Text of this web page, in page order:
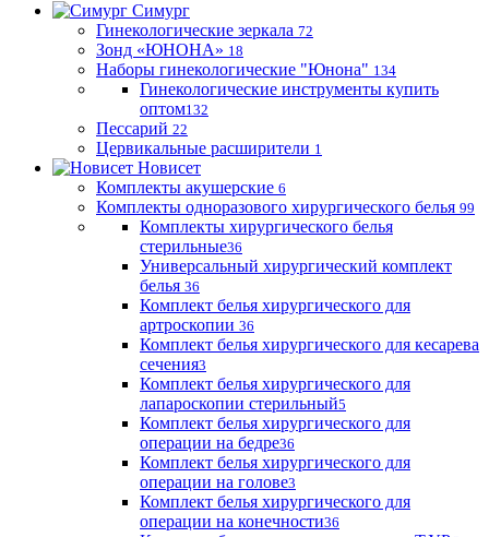
Симург
Гинекологические зеркала 72
Зонд «ЮНОНА» 18
Наборы гинекологические "Юнона" 134
Гинекологические инструменты купить
оптом132
Пессарий 22
Цервикальные расширители 1
Новисет
Комплекты акушерские 6
Комплекты одноразового хирургического белья 99
Комплекты хирургического белья
стерильные36
Универсальный хирургический комплект
белья 36
Комплект белья хирургического для
артроскопии 36
Комплект белья хирургического для кесарева
сечения3
Комплект белья хирургического для
лапароскопии стерильный5
Комплект белья хирургического для
операции на бедре36
Комплект белья хирургического для
операции на голове3
Комплект белья хирургического для
операции на конечности36